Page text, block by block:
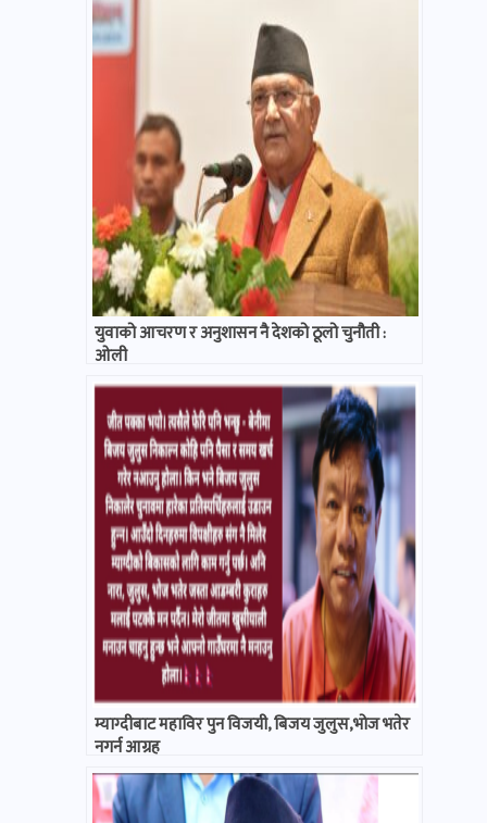
युवाको आचरण र अनुशासन नै देशको ठूलो चुनौती :
ओली
म्याग्दीबाट महाविर पुन विजयी, बिजय जुलुस,भोज भतेर
नगर्न आग्रह